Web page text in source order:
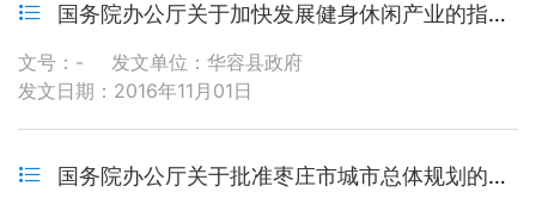
国务院办公厅关于加快发展健身休闲产业的指导意见
文号：-
发文单位：华容县政府
发文日期：2016年11月01日
国务院办公厅关于批准枣庄市城市总体规划的通知